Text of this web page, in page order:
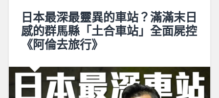
日本最深最靈異的車站？滿滿末日
感的群馬縣「土合車站」全面屍控
《阿倫去旅行》